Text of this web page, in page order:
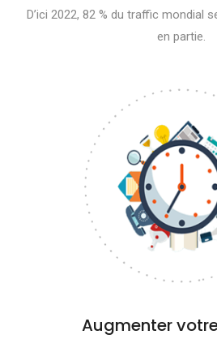
D’ici 2022, 82 % du traffic mondial
en partie.
Augmenter